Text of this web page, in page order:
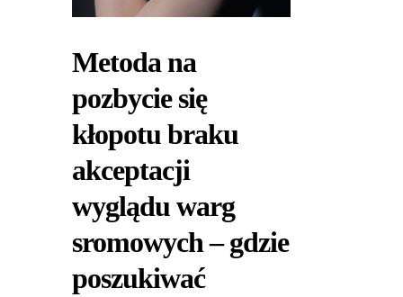
Metoda na
pozbycie się
kłopotu braku
akceptacji
wyglądu warg
sromowych – gdzie
poszukiwać